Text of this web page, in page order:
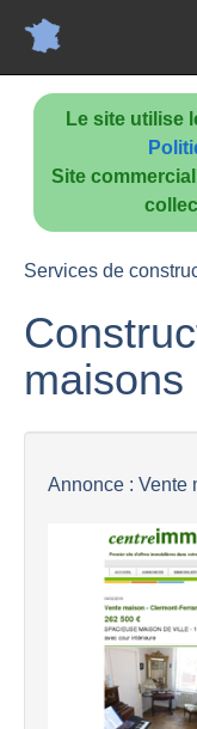
Le site utilise
Site
Services de
Annonce : Vente